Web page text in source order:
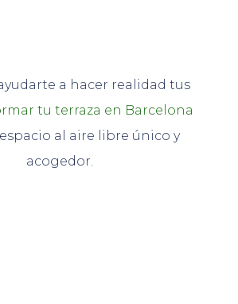
a hacer realidad tus
tu terraza en Barcelona
al aire libre único y
acogedor.